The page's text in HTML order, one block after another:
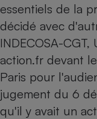
essentiels de la
décidé avec
INDECOSA-CGT,
action.fr devant
Paris pour
jugement du 6
qu'il y avait un